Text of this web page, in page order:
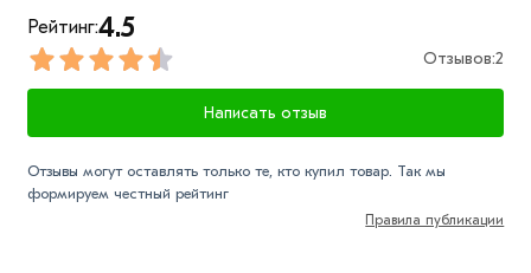
доставки или самовывоза.
Данний товар от производителя сертифицирован,
соответствует всем стандартам качества. Возврат
купленного товарa в течение 7 дней (наличие чека
обязательно).
Рейтинг:4.5
Отзывов:2
Написать отзыв
Отзывы могут оставлять только те, кто купил товар. Так мы
формируем честный рейтинг
Правила публикации